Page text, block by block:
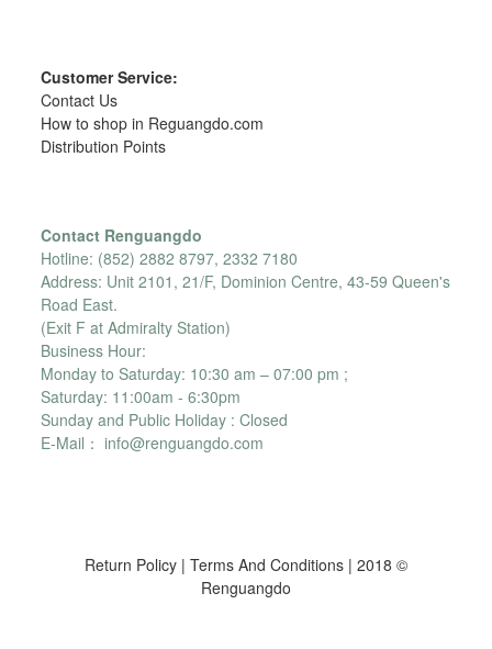
Customer Service:
Contact Us
How to shop in Reguangdo.com
Distribution Points
Contact Renguangdo
Hotline: (852) 2882 8797, 2332 7180
Address: Unit 2101, 21/F, Dominion Centre, 43-59 Queen's
Road East.
(Exit F at Admiralty Station)
Business Hour:
Monday to Saturday: 10:30 am – 07:00 pm ;
Saturday: 11:00am - 6:30pm
Sunday and Public Holiday : Closed
E-Mail： info@renguangdo.com
Return Policy | Terms And Conditions | 2018 ©
Renguangdo